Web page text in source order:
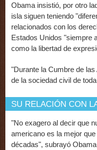
Obama insistió, por otro
isla siguen teniendo
relacionados con los
Estados Unidos "siempre
como la libertad de
"Durante la Cumbre de
de la sociedad civil de
SU RELACIÓN CON
"No exagero al decir que
americano es la mejor
décadas", subrayó